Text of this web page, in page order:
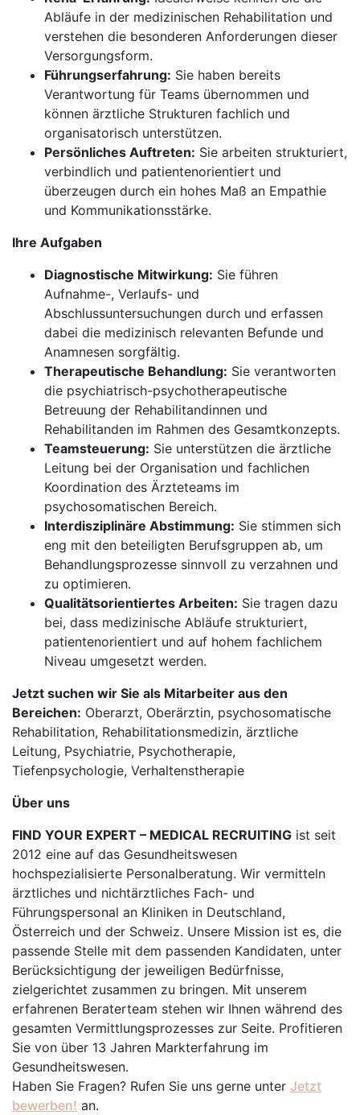
Abläufe in der medizinischen Rehabilitation und
verstehen die besonderen Anforderungen dieser
Versorgungsform.
Führungserfahrung: Sie haben bereits
Verantwortung für Teams übernommen und
können ärztliche Strukturen fachlich und
organisatorisch unterstützen.
Persönliches Auftreten: Sie arbeiten strukturiert,
verbindlich und patientenorientiert und
überzeugen durch ein hohes Maß an Empathie
und Kommunikationsstärke.
Ihre Aufgaben
Diagnostische Mitwirkung: Sie führen
Aufnahme-, Verlaufs- und
Abschlussuntersuchungen durch und erfassen
dabei die medizinisch relevanten Befunde und
Anamnesen sorgfältig.
Therapeutische Behandlung: Sie verantworten
die psychiatrisch-psychotherapeutische
Betreuung der Rehabilitandinnen und
Rehabilitanden im Rahmen des Gesamtkonzepts.
Teamsteuerung: Sie unterstützen die ärztliche
Leitung bei der Organisation und fachlichen
Koordination des Ärzteteams im
psychosomatischen Bereich.
Interdisziplinäre Abstimmung: Sie stimmen sich
eng mit den beteiligten Berufsgruppen ab, um
Behandlungsprozesse sinnvoll zu verzahnen und
zu optimieren.
Qualitätsorientiertes Arbeiten: Sie tragen dazu
bei, dass medizinische Abläufe strukturiert,
patientenorientiert und auf hohem fachlichem
Niveau umgesetzt werden.
Jetzt suchen wir Sie als Mitarbeiter aus den
Bereichen: Oberarzt, Oberärztin, psychosomatische
Rehabilitation, Rehabilitationsmedizin, ärztliche
Leitung, Psychiatrie, Psychotherapie,
Tiefenpsychologie, Verhaltenstherapie
Über uns
FIND YOUR EXPERT – MEDICAL RECRUITING ist seit
2012 eine auf das Gesundheitswesen
hochspezialisierte Personalberatung. Wir vermitteln
ärztliches und nichtärztliches Fach- und
Führungspersonal an Kliniken in Deutschland,
Österreich und der Schweiz. Unsere Mission ist es, die
passende Stelle mit dem passenden Kandidaten, unter
Berücksichtigung der jeweiligen Bedürfnisse,
zielgerichtet zusammen zu bringen. Mit unserem
erfahrenen Beraterteam stehen wir Ihnen während des
gesamten Vermittlungsprozesses zur Seite. Profitieren
Sie von über 13 Jahren Markterfahrung im
Gesundheitswesen.
Haben Sie Fragen? Rufen Sie uns gerne unter Jetzt
bewerben! an.